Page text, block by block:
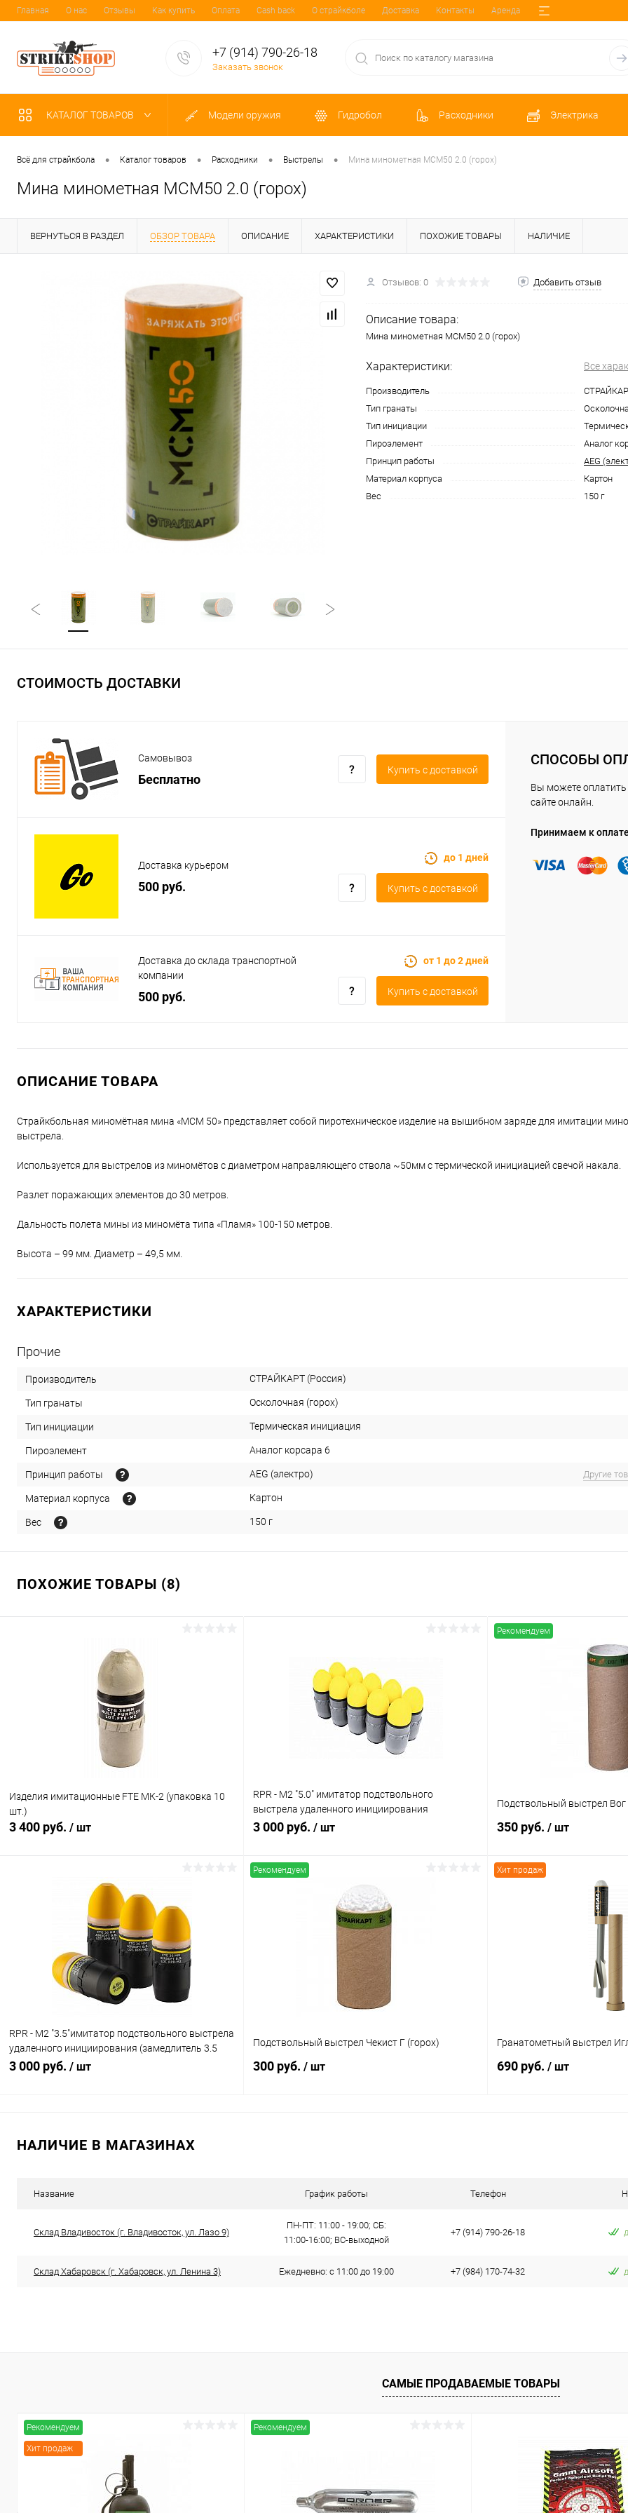
Главная О нас Отзывы Как купить Оплата Cash back О страйкболе Доставка Контакты Аренда
+7 (914) 790-26-18
Заказать звонок
КАТАЛОГ ТОВАРОВ Модели оружия Гидробол Расходники Электрика
Всё для страйкбола • Каталог товаров • Расходники • Выстрелы • Мина минометная МСМ50 2.0 (горох)
Мина минометная МСМ50 2.0 (горох)
ВЕРНУТЬСЯ В РАЗДЕЛ ОБЗОР ТОВАРА ОПИСАНИЕ ХАРАКТЕРИСТИКИ ПОХОЖИЕ ТОВАРЫ НАЛИЧИЕ
Отзывов: 0 Добавить отзыв
Описание товара:
Мина минометная МСМ50 2.0 (горох)
Характеристики: Все
Производитель
Тип гранаты
Тип инициации
Пироэлемент
Аналог
Принцип работы
AEG
Материал корпуса
Картон
Вес
150 г
СТОИМОСТЬ ДОСТАВКИ
Самовывоз
Бесплатно
Купить c доставкой
Доставка курьером
500 руб.
до 1 дней
Купить c доставкой
Доставка до склада транспортной
компании
500 руб.
от 1 до 2 дней
Купить c доставкой
СПОСОБЫ
Вы можете оплатить
сайте онлайн.
Принимаем к
ОПИСАНИЕ ТОВАРА
Страйкбольная миномётная мина «МСМ 50» представляет собой пиротехническое изделие на вышибном заряде для имитации
выстрела.
Используется для выстрелов из миномётов с диаметром направляющего ствола ~50мм с термической инициацией свечой накала.
Разлет поражающих элементов до 30 метров.
Дальность полета мины из миномёта типа «Пламя» 100-150 метров.
Высота – 99 мм. Диаметр – 49,5 мм.
ХАРАКТЕРИСТИКИ
Прочие
Производитель СТРАЙКАРТ (Россия)
Тип гранаты Осколочная (горох)
Тип инициации Термическая инициация
Пироэлемент Аналог корсара 6
Принцип работы AEG (электро) Другие
Материал корпуса Картон
Вес 150 г
ПОХОЖИЕ ТОВАРЫ (8)
Изделия имитационные FTE МК-2 (упаковка 10
шт.)
3 400 руб. / шт
В корзину
Купить в 1 клик Сравнение
В наличии
RPR - M2 "5.0" имитатор подствольного
выстрела удаленного инициирования
(замедлитель 5.0 сек.)
3 000 руб. / шт
Рекомендуем
Подствольный выстрел Вог
350 руб. / шт
В
RPR - M2 "3.5"имитатор подствольного выстрела
удаленного инициирования (замедлитель 3.5
сек.)
3 000 руб. / шт
Рекомендуем
Подствольный выстрел Чекист Г (горох)
300 руб. / шт
Хит продаж
Гранатометный выстрел
690 руб. / шт
НАЛИЧИЕ В МАГАЗИНАХ
Название График работы Телефон
Склад Владивосток (г. Владивосток, ул. Лазо 9)
ПН-ПТ: 11:00 - 19:00; СБ:
11:00-16:00; ВС-выходной
+7 (914) 790-26-18
Склад Хабаровск (г. Хабаровск, ул. Ленина 3) Ежедневно: с 11:00 до 19:00 +7 (984) 170-74-32
САМЫЕ ПРОДАВАЕМЫЕ ТОВАРЫ
Рекомендуем
Хит продаж
Рекомендуем